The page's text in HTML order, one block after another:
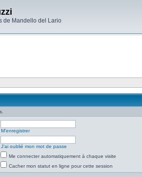
de Mandello del Lario
M’enregistrer
J’ai oublié mon mot de passe
Me connecter automatiquement à chaque visite
Cacher mon statut en ligne pour cette session